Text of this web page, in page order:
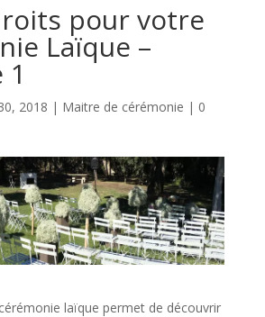
pour votre
Laïque –
2018 | Maitre de cérémonie | 0
laïque permet de découvrir